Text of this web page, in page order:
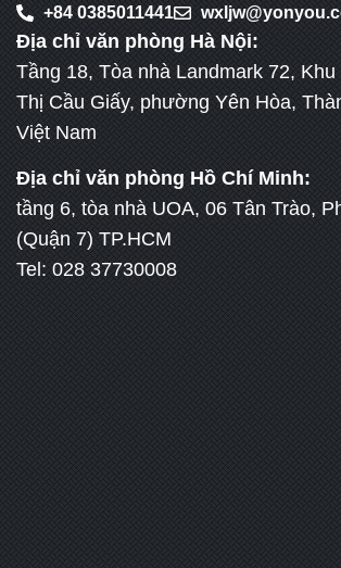
+84 0385011441
Địa chỉ văn phòng Hà Nội:
Tầng 18, Tòa nhà Landmark 72,
Thị Cầu Giấy, phường Yên Hòa,
Việt Nam
Địa chỉ văn phòng Hồ Chí Minh:
tầng 6, tòa nhà UOA, 06 Tân Trào,
(Quận 7) TP.HCM
Tel: 028 37730008